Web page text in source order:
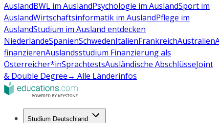
AuslandBWL im AuslandPsychologie im AuslandSport im
AuslandWirtschaftsinformatik im AuslandPflege im
AuslandStudium im Ausland entdecken
NiederlandeSpanienSchwedenItalienFrankreichAustralien
finanzierenAuslandsstudium Finanzierung als
Österreicher*inSprachtestsAusländische AbschlüsseJoint
& Double Degree→ Alle Länderinfos
Studium Deutschland